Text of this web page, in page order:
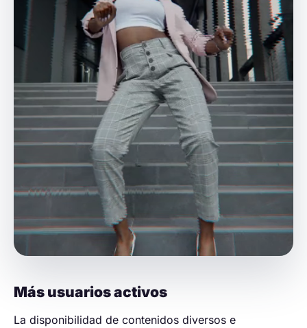
Más usuarios activos
La disponibilidad de contenidos diversos e